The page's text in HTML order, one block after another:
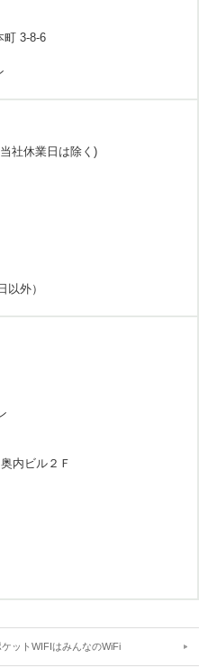
町 3-8-6
社休業日は除く)
以外）
内ビル２Ｆ
ットWIFIはみんなのWiFi